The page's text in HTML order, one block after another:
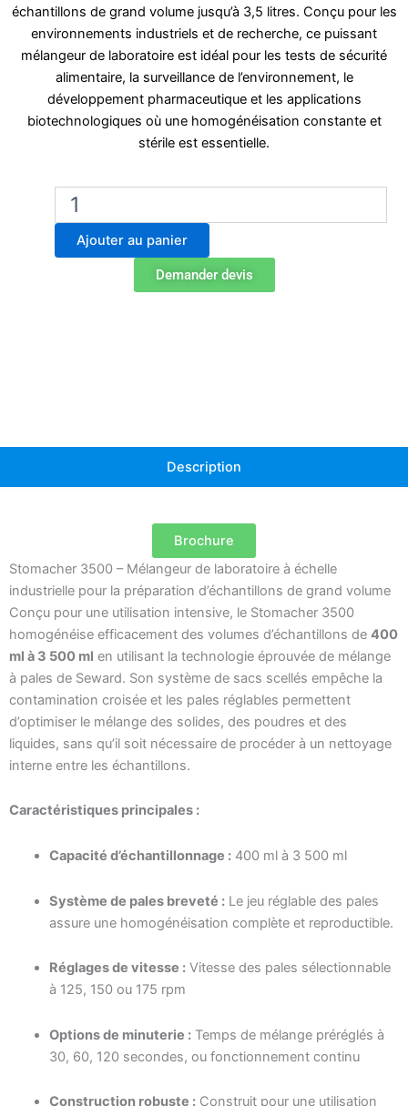
échantillons de grand volume jusqu’à 3,5 litres. Conçu pour les
environnements industriels et de recherche, ce puissant
mélangeur de laboratoire est idéal pour les tests de sécurité
alimentaire, la surveillance de l’environnement, le
développement pharmaceutique et les applications
biotechnologiques où une homogénéisation constante et
stérile est essentielle.
quantité
Stomacher
3500
Ajouter au panier
Demander devis
Description
Brochure
Stomacher 3500 – Mélangeur de laboratoire à échelle
industrielle pour la préparation d’échantillons de grand volume
Conçu pour une utilisation intensive, le Stomacher 3500
homogénéise efficacement des volumes d’échantillons de 400
ml à 3 500 ml en utilisant la technologie éprouvée de mélange
à pales de Seward. Son système de sacs scellés empêche la
contamination croisée et les pales réglables permettent
d’optimiser le mélange des solides, des poudres et des
liquides, sans qu’il soit nécessaire de procéder à un nettoyage
interne entre les échantillons.
Caractéristiques principales :
Capacité d’échantillonnage :400 ml à 3 500 ml
Système de pales breveté :Le jeu réglable des pales
assure une homogénéisation complète et reproductible.
Réglages de vitesse :Vitesse des pales sélectionnable
à 125, 150 ou 175 rpm
Options de minuterie :Temps de mélange préréglés à
30, 60, 120 secondes, ou fonctionnement continu
Construction robuste :Construit pour une utilisation